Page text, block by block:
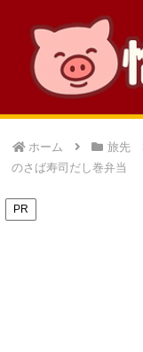
ホーム 旅先
のさば寿司だし巻弁当
PR